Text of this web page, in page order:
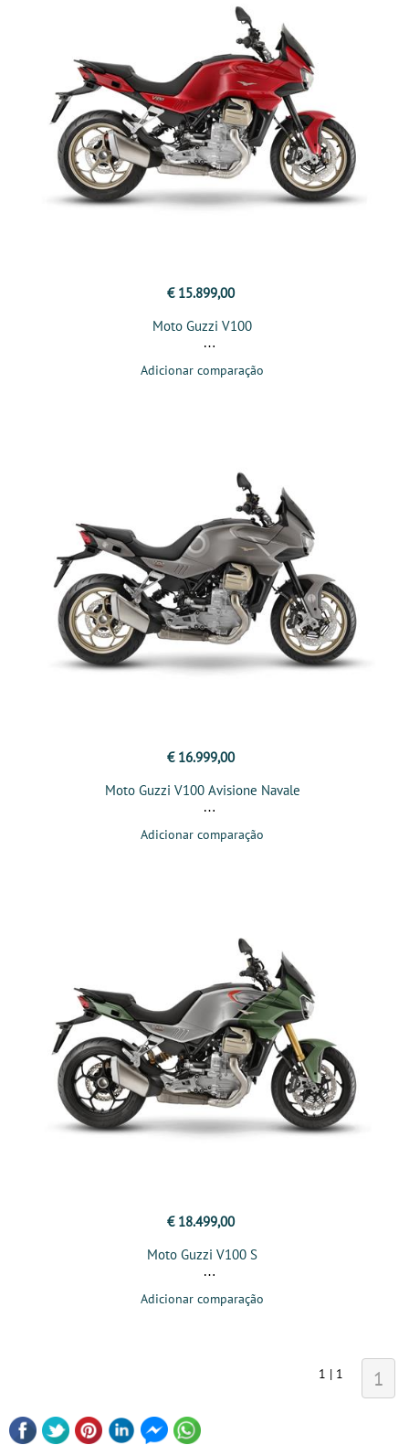
€ 15.899,00
Moto Guzzi V100
Adicionar comparação
€ 16.999,00
Moto Guzzi V100 Avisione Navale
Adicionar comparação
€ 18.499,00
Moto Guzzi V100 S
Adicionar comparação
1 | 1 1